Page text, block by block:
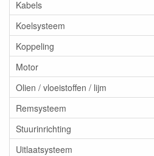
Kabels
Koelsysteem
Koppeling
Motor
Olien / vloeistoffen / lijm
Remsysteem
Stuurinrichting
Uitlaatsysteem